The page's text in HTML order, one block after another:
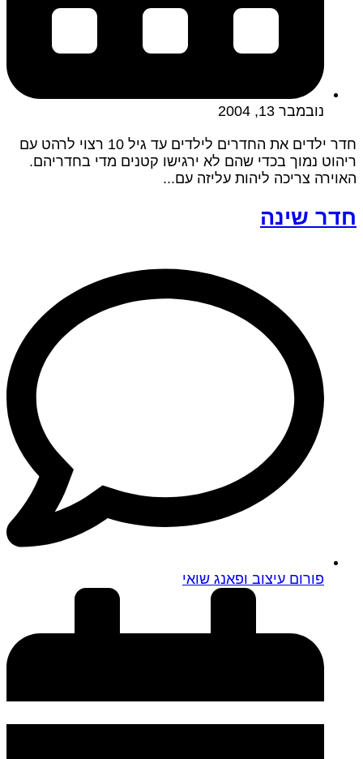
נובמבר 13, 2004
חדר ילדים את החדרים לילדים עד גיל 10 רצוי לרהט עם
ריהוט נמוך בכדי שהם לא ירגישו קטנים מדי בחדריהם.
האוירה צריכה ליהות עליזה עם...
חדר שינה
פורום עיצוב ופאנג שואי